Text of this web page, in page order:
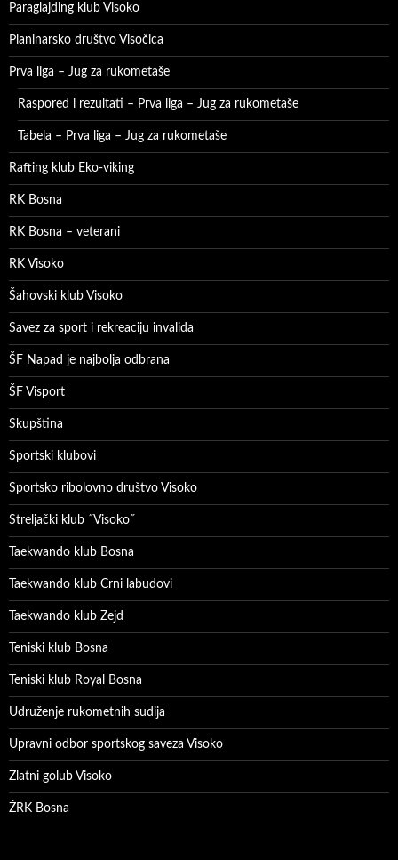
Paraglajding klub Visoko
Planinarsko društvo Visočica
Prva liga – Jug za rukometaše
Raspored i rezultati – Prva liga – Jug za rukometaše
Tabela – Prva liga – Jug za rukometaše
Rafting klub Eko-viking
RK Bosna
RK Bosna – veterani
RK Visoko
Šahovski klub Visoko
Savez za sport i rekreaciju invalida
ŠF Napad je najbolja odbrana
ŠF Visport
Skupština
Sportski klubovi
Sportsko ribolovno društvo Visoko
Streljački klub ˝Visoko˝
Taekwando klub Bosna
Taekwando klub Crni labudovi
Taekwando klub Zejd
Teniski klub Bosna
Teniski klub Royal Bosna
Udruženje rukometnih sudija
Upravni odbor sportskog saveza Visoko
Zlatni golub Visoko
ŽRK Bosna